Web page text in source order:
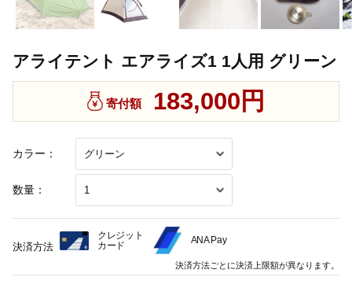
アライテント エアライズ1 1人用 グリーン
カラー：
数量：
寄付額 183,000円
決済方法
クレジット
カード
ANA Pay
決済方法ごとに決済上限額が異なります。